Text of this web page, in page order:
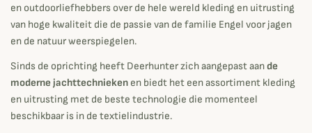
en outdoorliefhebbers over de hele wereld kleding en uitrusting
van hoge kwaliteit die de passie van de familie Engel voor jagen
en de natuur weerspiegelen.
Sinds de oprichting heeft Deerhunter zich aangepast aande
moderne jachttechnieken en biedt het een assortiment kleding
en uitrusting met de beste technologie die momenteel
beschikbaar is in de textielindustrie.